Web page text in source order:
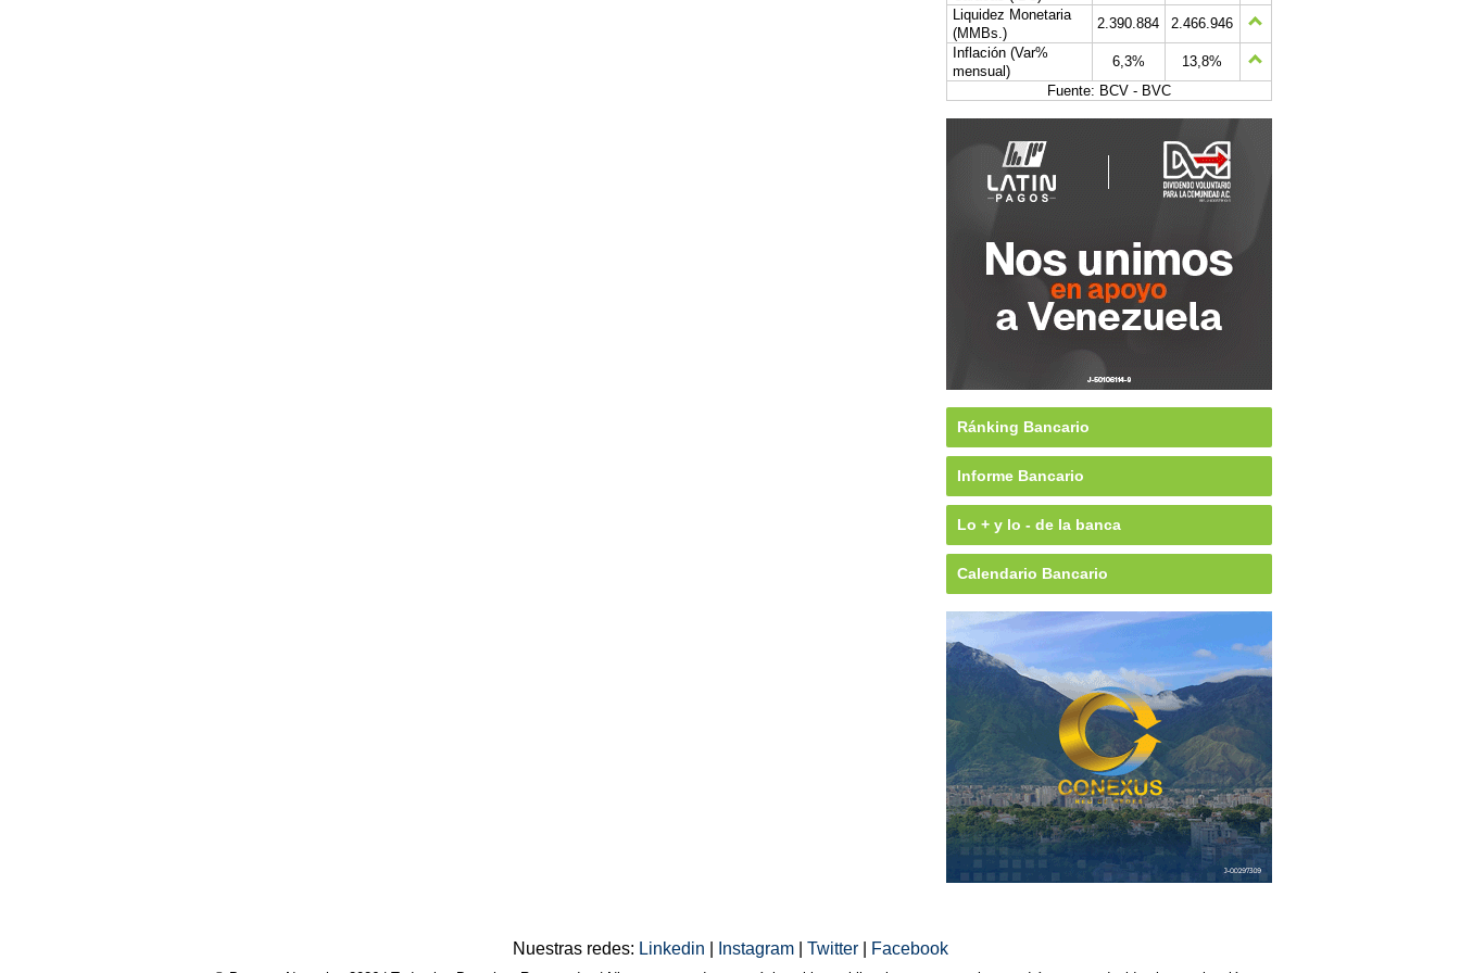
Liquidez Monetaria
(MMBs.)
2.390.884
2.466.946
Inflación (Var%
mensual)
6,3%
13,8%
Fuente: BCV - BVC
Ránking Bancario
Informe Bancario
Lo + y lo - de la banca
Calendario Bancario
Nuestras redes: Linkedin Instagram Twitter Facebook